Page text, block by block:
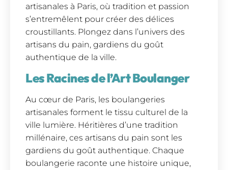
artisanales à Paris, où tradition et passion
s’entremêlent pour créer des délices
croustillants. Plongez dans l’univers des
artisans du pain, gardiens du goût
authentique de la ville.
Les Racines de l’Art Boulanger
Au cœur de Paris, les boulangeries
artisanales forment le tissu culturel de la
ville lumière. Héritières d’une tradition
millénaire, ces artisans du pain sont les
gardiens du goût authentique. Chaque
boulangerie raconte une histoire unique,